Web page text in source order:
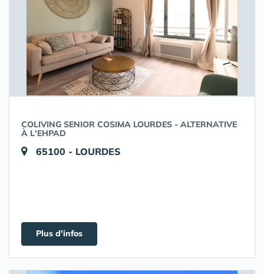
COLIVING SENIOR COSIMA LOURDES - ALTERNATIVE
À L'EHPAD
65100 - LOURDES
Plus d'infos